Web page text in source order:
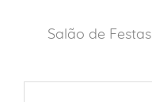
Salão de Festas